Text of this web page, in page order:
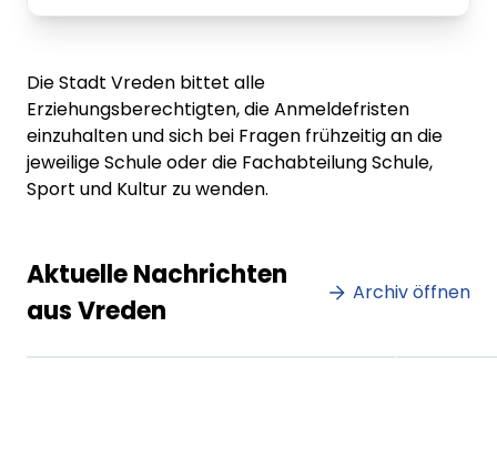
Die Stadt Vreden bittet alle
Erziehungsberechtigten, die Anmeldefristen
einzuhalten und sich bei Fragen frühzeitig an die
jeweilige Schule oder die Fachabteilung Schule,
Sport und Kultur zu wenden.
Aktuelle Nachrichten
aus Vreden
Archiv öffnen
Lorem ipsum Lorem ipsum